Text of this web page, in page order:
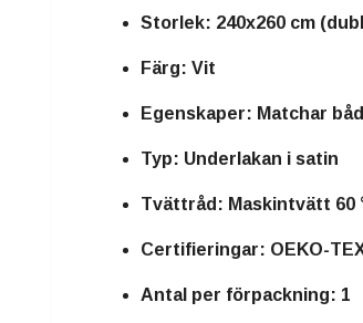
Storlek: 240x260 cm
Färg: Vit
Egenskaper: Matchar
Typ: Underlakan i satin
Tvättråd: Maskintvätt 60
Certifieringar: OEKO-
Antal per förpackning: 1